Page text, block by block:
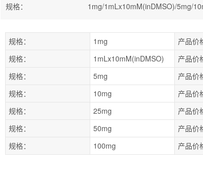
规格： 1mg/1mLx10mM(inDMSO)/5mg/
规格： 1mg 产品价
规格：
1mLx10mM(inDMSO) 产品价
规格：
5mg 产品价
规格：
10mg 产品价
规格：
25mg 产品价
规格：
50mg 产品价
规格：
100mg 产品价